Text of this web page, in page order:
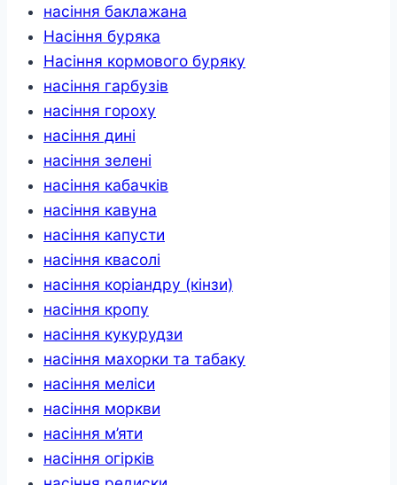
насіння баклажана
Насіння буряка
Насіння кормового буряку
насіння гарбузів
насіння гороху
насіння дині
насіння зелені
насіння кабачків
насіння кавуна
насіння капусти
насіння квасолі
насіння коріандру (кінзи)
насіння кропу
насіння кукурудзи
насіння махорки та табаку
насіння меліси
насіння моркви
насіння м’яти
насіння огірків